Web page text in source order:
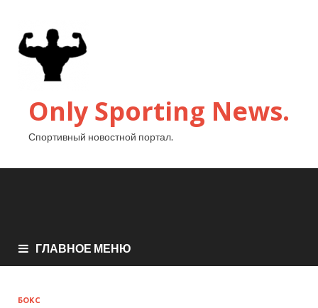
Only Sporting News.
Спортивный новостной портал.
ГЛАВНОЕ МЕНЮ
БОКС